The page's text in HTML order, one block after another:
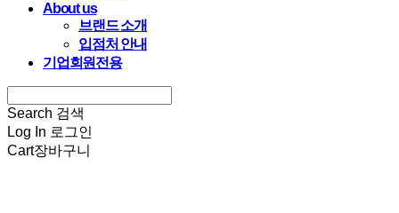
About us
브랜드 소개
입점처 안내
기업회원전용
Search 검색
Log In 로그인
Cart장바구니